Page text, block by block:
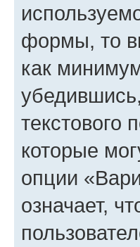
формы, то
как
текстового
которые
опции
означает,